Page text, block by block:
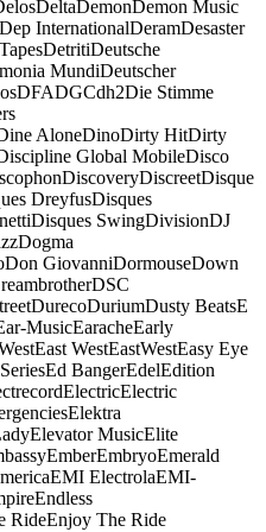
DeltaDemonDemon Music
Dep InternationalDeramDesaster
DetritiDeutsche
MundiDeutscher
DFADGCdh2Die Stimme
AloneDinoDirty HitDirty
Global MobileDisco
DiscoveryDiscreetDisque
DreyfusDisques
Disques SwingDivisionDJ
Dogma
Don GiovanniDormouseDown
DSC
DurecoDuriumDusty BeatsE
MusicEaracheEarly
East WestEastWestEasy Eye
Ed BangerEdelEdition
ElectricElectric
Elektra
Elevator MusicElite
EmberEmbryoEmerald
EMI ElectrolaEMI-
Endless
RideEnjoy The Ride